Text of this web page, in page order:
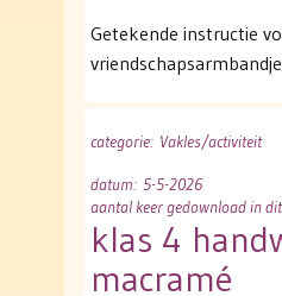
Getekende instructie
categorie: Vakles/activiteit
datum: 5-5-2026
aantal keer gedownload in
klas 4
macramé